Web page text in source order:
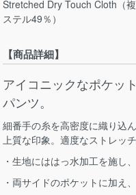
Stretched Dry Touch Cloth（
ステル49％）
【商品詳細】
アイコニックなポケッ
パンツ。
細番手の糸を高密度に織り込
上質な印象。適度なストレッ
・生地にははっ水加工を施し
・両サイドのポケットに加え